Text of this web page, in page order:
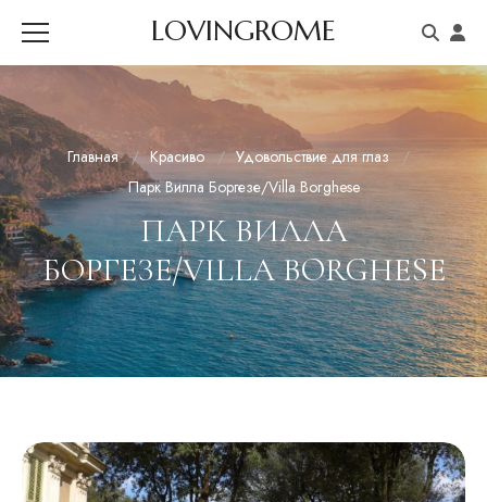
LOVINGROME
Главная Красиво
Удовольствие для глаз
Парк Вилла Боргезе/Villa Borghese
ПАРК ВИЛЛА
БОРГЕЗЕ/VILLA BORGHESE